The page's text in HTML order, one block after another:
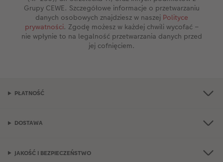
Grupy CEWE. Szczegółowe informacje o przetwarzaniu
danych osobowych znajdziesz w naszej Polityce
prywatności. Zgodę możesz w każdej chwili wycofać –
nie wpłynie to na legalność przetwarzania danych przed
jej cofnięciem.
PŁATNOŚĆ
DOSTAWA
JAKOŚĆ I BEZPIECZEŃSTWO